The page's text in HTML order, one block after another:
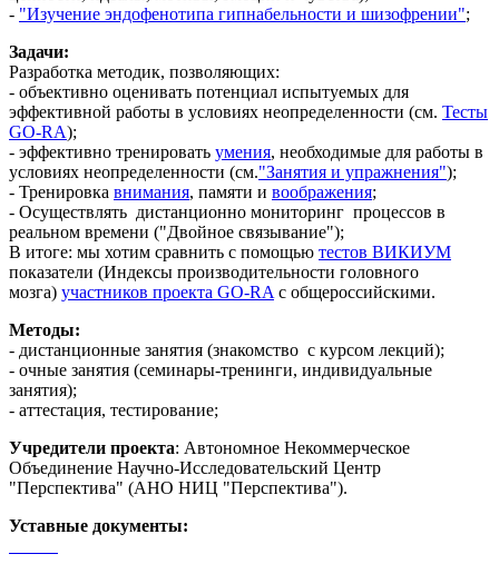
- "Изучение эндофенотипа гипнабельности и шизофрении";
Задачи:
Разработка методик, позволяющих:
- объективно оценивать потенциал испытуемых для
эффективной работы в условиях неопределенности (см. Тесты
GO-RA);
- эффективно тренировать умения, необходимые для работы в
условиях неопределенности (см."Занятия и упражнения");
- Тренировка внимания, памяти и воображения;
- Осуществлять дистанционно мониторинг процессов в
реальном времени ("Двойное связывание");
В итоге: мы хотим сравнить с помощью тестов ВИКИУМ
показатели (Индексы производительности головного
мозга) участников проекта GO-RA с общероссийскими.
Методы:
- дистанционные занятия (знакомство с курсом лекций);
- очные занятия (семинары-тренинги, индивидуальные
занятия);
- аттестация, тестирование;
Учредители проекта: Автономное Некоммерческое
Объединение Научно-Исследовательский Центр
"Перспектива" (АНО НИЦ "Перспектива").
Уставные документы: